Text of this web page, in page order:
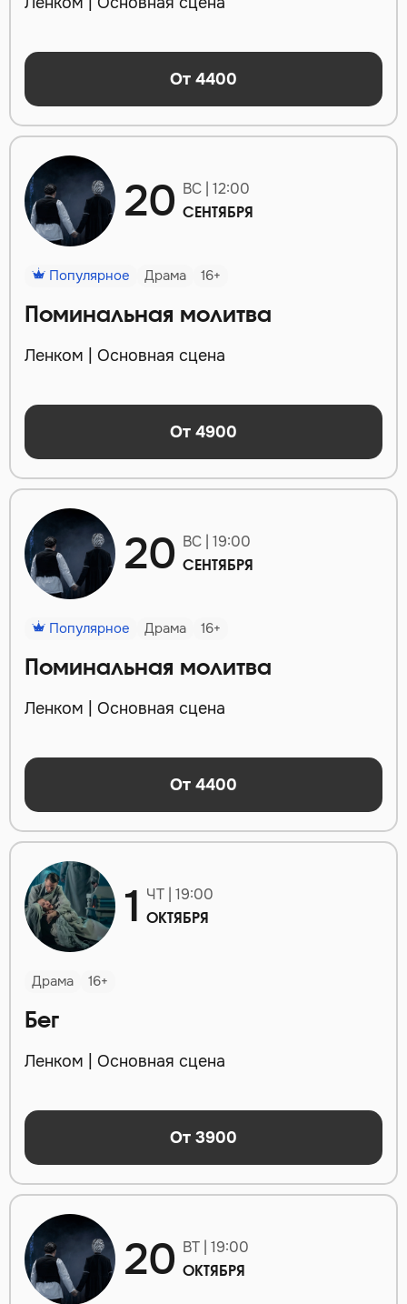
От 4400
20 ВС | 12:00
СЕНТЯБРЯ
Популярное Драма 16+
Поминальная молитва
Ленком | Основная сцена
От 4900
20 ВС | 19:00
СЕНТЯБРЯ
Популярное Драма 16+
Поминальная молитва
Ленком | Основная сцена
От 4400
1 ЧТ | 19:00
ОКТЯБРЯ
Драма 16+
Бег
Ленком | Основная сцена
От 3900
20 ВТ | 19:00
ОКТЯБРЯ